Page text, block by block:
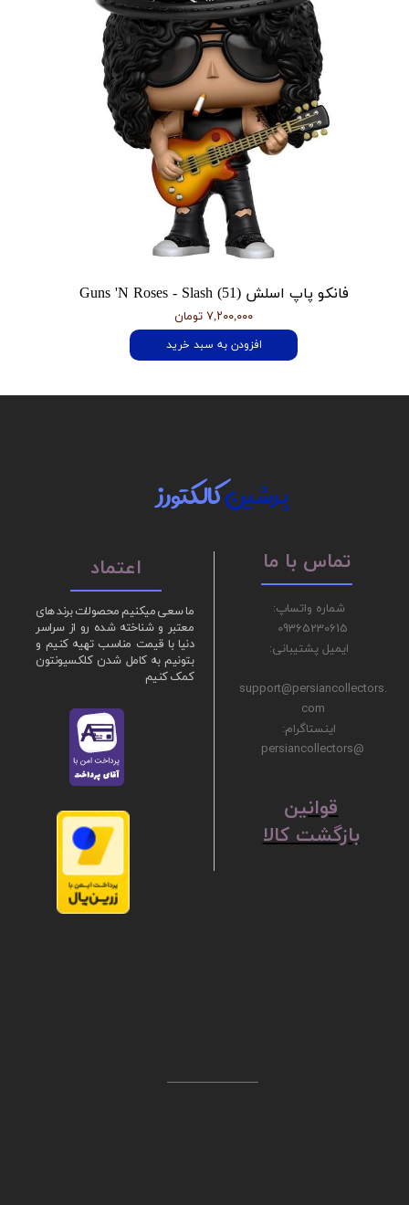
فانکو پاپ اسلش Guns 'N Roses - Slash (51)
۷,۲۰۰,۰۰۰ تومان
افزودن به سبد خرید
ما سعی میکنیم محصولات برند های
معتبر و شناخته شده رو از سراسر
دنیا با قیمت مناسب تهیه کنیم و
بتونیم به کامل شدن کلکسیونتون
کمک کنیم
پرشینکالکتورز
شماره واتساپ:
09365230615
ایمیل پشتیبانی:
support@persiancollectors.
com
اینستاگرام:
@persiancollectors
تماس با ما اعتماد
ق​​​​​​​وانین
بازگشت کالا